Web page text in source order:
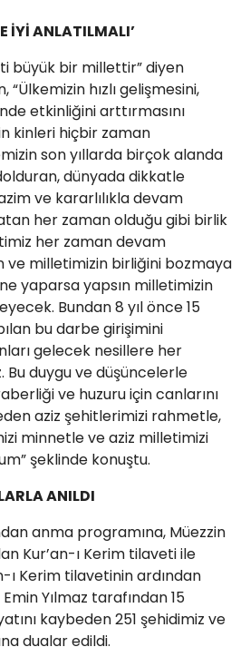
İYİ ANLATILMALI’
büyük bir millettir” diyen
hızlı gelişmesini,
etkinliğini arttırmasını
kinleri hiçbir zaman
son yıllarda birçok alanda
dünyada dikkatle
ve kararlılıkla devam
her zaman olduğu gibi birlik
her zaman devam
ve milletimizin birliğini bozmaya
yaparsa yapsın milletimizin
Bundan 8 yıl önce 15
bu darbe girişimini
gelecek nesillere her
Bu duygu ve düşüncelerle
ve huzuru için canlarını
aziz şehitlerimizi rahmetle,
minnetle ve aziz milletimizi
şeklinde konuştu.
ANILDI
anma programına, Müezzin
Kur’an-ı Kerim tilaveti ile
ı Kerim tilavetinin ardından
Yılmaz tarafından 15
kaybeden 251 şehidimiz ve
dualar edildi.